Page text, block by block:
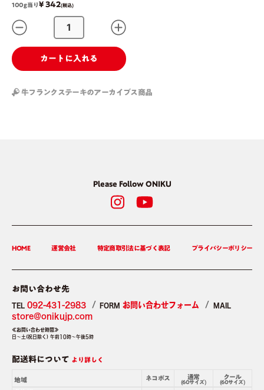
100g当り ¥ 342(税込)
カートに入れる
牛フランクステーキのアーカイブス商品
Please Follow ONIKU
HOME 運営会社 特定商取引法に基づく表記 プライバシーポリシー
お問い合わせ先
TEL 092-431-2983 FORM お問い合わせフォーム MAIL
store＠onikujp.com
≪お問い合わせ時間≫
日～土(祝日除く) 午前10時～午後5時
配送料について より詳しく
地域 ネコポス 通常
(60サイズ)
クール
(60サイズ)